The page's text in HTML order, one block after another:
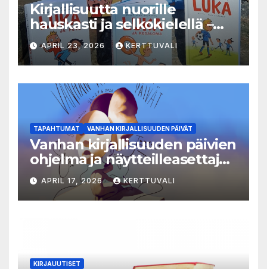
Kirjallisuutta nuorille
hauskasti ja selkokielellä –
Luka-sarjasta viides osa
APRIL 23, 2026 KERTTUVALI
TAPAHTUMAT VANHAN KIRJALLISUUDEN PÄIVÄT
Vanhan kirjallisuuden päivien
ohjelma ja näytteilleasettajat
julkistettu
APRIL 17, 2026 KERTTUVALI
KIRJAUUTISET